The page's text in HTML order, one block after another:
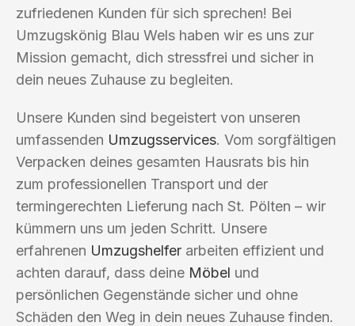
zufriedenen Kunden für sich sprechen! Bei
Umzugskönig Blau Wels haben wir es uns zur
Mission gemacht, dich stressfrei und sicher in
dein neues Zuhause zu begleiten.
Unsere Kunden sind begeistert von unseren
umfassenden Umzugsservices. Vom sorgfältigen
Verpacken deines gesamten Hausrats bis hin
zum professionellen Transport und der
termingerechten Lieferung nach St. Pölten – wir
kümmern uns um jeden Schritt. Unsere
erfahrenen Umzugshelfer arbeiten effizient und
achten darauf, dass deine Möbel und
persönlichen Gegenstände sicher und ohne
Schäden den Weg in dein neues Zuhause finden.